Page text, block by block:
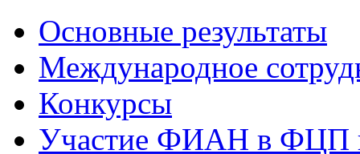
Основные результаты
Международное
Конкурсы
Участие ФИАН в ФЦП